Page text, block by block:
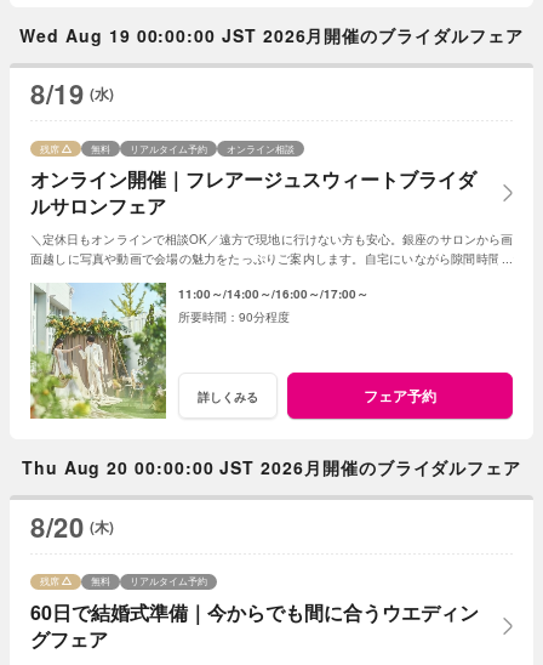
Wed Aug 19 00:00:00 JST 2026月開催のブライダルフェア
8/19 (水)
オンライン開催｜フレアージュスウィートブライダ
ルサロンフェア
残席 無料 リアルタイム予約 オンライン相談
＼定休日もオンラインで相談OK／遠方で現地に行けない方も安心。銀座のサロンから画
面越しに写真や動画で会場の魅力をたっぷりご案内します。自宅にいながら隙間時間で
11:00～ 14:00～ 16:00～ 17:00～
90分程度
詳しくみる フェア予約
Thu Aug 20 00:00:00 JST 2026月開催のブライダルフェア
8/20 (木)
60日で結婚式準備｜今からでも間に合うウエディン
グフェア
残席 無料 リアルタイム予約